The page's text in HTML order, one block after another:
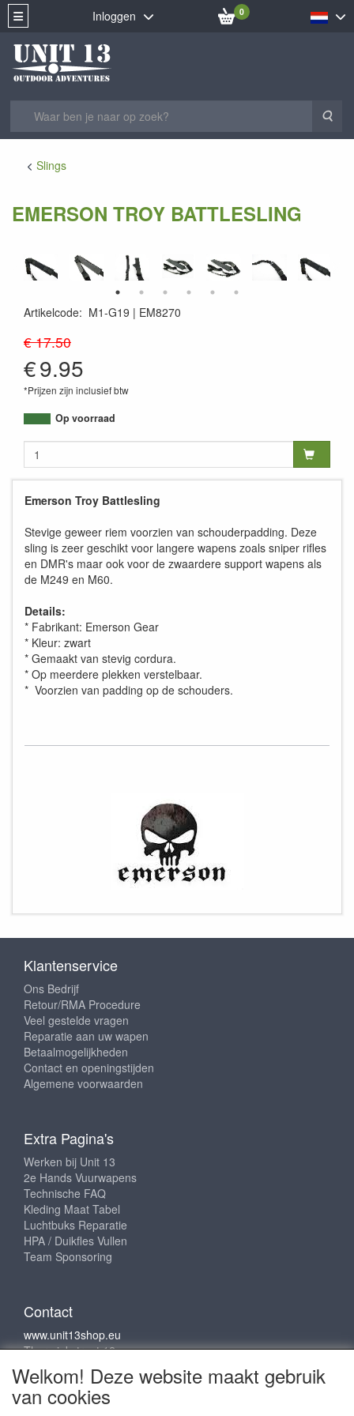
Inloggen 0
Slings
EMERSON TROY BATTLESLING
Artikelcode: M1-G19
EM8270
€ 17.50
€9.95
*Prijzen zijn inclusief btw
Op voorraad
Emerson Troy Battlesling
Stevige geweer riem voorzien van schouderpadding. Deze
sling is zeer geschikt voor langere wapens zoals sniper rifles
en DMR's maar ook voor de zwaardere support wapens als
de M249 en M60.
Details:
* Fabrikant: Emerson Gear
* Kleur: zwart
* Gemaakt van stevig cordura.
* Op meerdere plekken verstelbaar.
* Voorzien van padding op de schouders.
Klantenservice
Ons Bedrijf
Retour/RMA Procedure
Veel gestelde vragen
Reparatie aan uw wapen
Betaalmogelijkheden
Contact en openingstijden
Algemene voorwaarden
Extra Pagina's
Werken bij Unit 13
2e Hands Vuurwapens
Technische FAQ
Kleding Maat Tabel
Luchtbuks Reparatie
HPA / Duikfles Vullen
Team Sponsoring
Contact
www.unit13shop.eu
Thermiekstraat 12
6361 HB Nuth
info@unit13shop.eu
Welkom! Deze website maakt gebruik
van cookies